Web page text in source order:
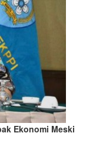
Ekonomi Meski